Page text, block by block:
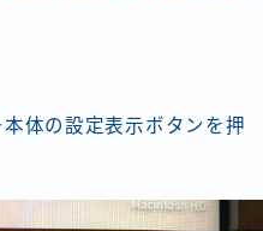
本体の設定表示ボタンを押